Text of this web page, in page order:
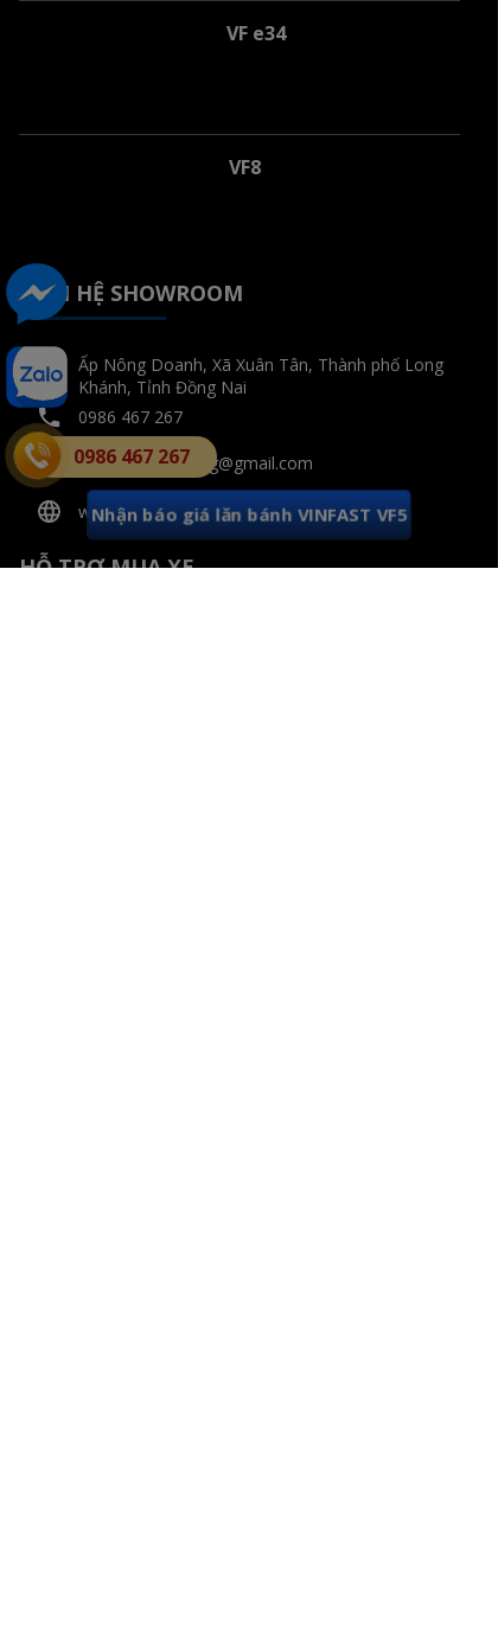
Nhận báo giá lăn bánh VINFAST VF5
0986 467 267
0986 467 267
LIÊN HỆ SHOWROOM
Ấp Nông Doanh, Xã Xuân Tân, Thành phố Long
Khánh, Tỉnh Đồng Nai
bathangmarketing@gmail.com
www.vinfastlongkhanh.com
VF e34
VF8
HỖ TRỢ MUA XE